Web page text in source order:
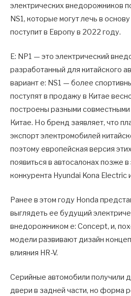
электрических внедорожников
NS1, которые могут лечь в
поступит в Европу в 2022 году.
E: NP1 — это электрический
разработанный для китайского
вариант e: NS1 — более
поступят в продажу в Китае
построены разными
Китае. Но бренд заявляет, что
экспорт электромобилей
поэтому европейская версия
появиться в автосалонах позже
конкурента Hyundai Kona
Ранее в этом году Honda
выглядеть ее будущий
внедорожником e: Concept, и,
модели развивают дизайн
влияния HR-V.
Серийные автомобили получили
двери в задней части, но форма